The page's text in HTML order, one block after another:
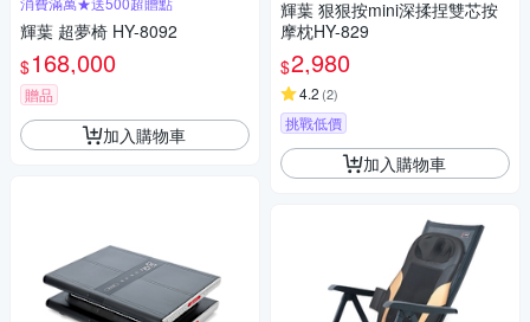
輝葉 超夢椅 HY-8092
$168,000
贈品
加入購物車
輝葉 狠狠按mini深揉捏雙芯按
摩枕HY-829
$2,980
4.2 (2)
挑戰低價
加入購物車